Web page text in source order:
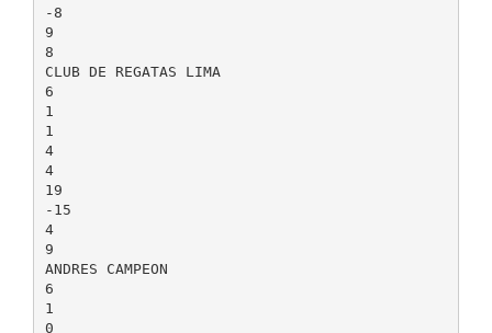
-8
9
8
CLUB DE REGATAS LIMA
6
1
1
4
4
19
-15
4
9
ANDRES CAMPEON
6
1
0